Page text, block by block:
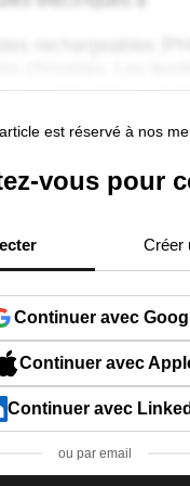
est réservé à nos
vous pour
Créer
Continuer avec
Continuer avec
Continuer avec
ou par email